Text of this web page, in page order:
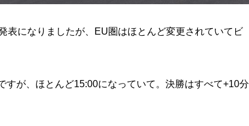
表になりましたが、EU圏はほとんど変更されていてビ
が、ほとんど15:00になっていて。決勝はすべて+10分